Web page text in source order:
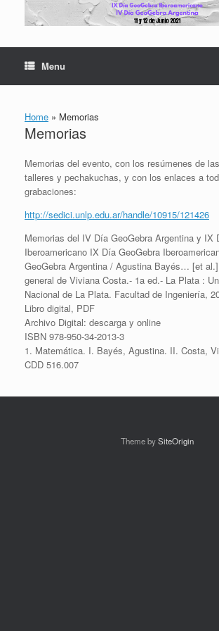
Menu
Home » Memorias
Memorias
Memorias del evento, con los resúmenes de
talleres y pechakuchas, y con los enlaces a
grabaciones:
http://sedici.unlp.edu.ar/handle/10915/121426
Memorias del IV Día GeoGebra Argentina y IX
Iberoamericano IX Día GeoGebra
GeoGebra Argentina / Agustina Bayés… [et
general de Viviana Costa.- 1a ed.- La Plata :
Nacional de La Plata. Facultad de Ingeniería,
Libro digital, PDF
Archivo Digital: descarga y online
ISBN 978-950-34-2013-3
1. Matemática. I. Bayés, Agustina. II. Costa,
CDD 516.007
Theme bySiteOrigin